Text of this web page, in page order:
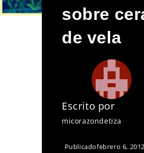
sobre
de vela
Escrito por
micorazondetiza
Publicadofebrero 6, 2012